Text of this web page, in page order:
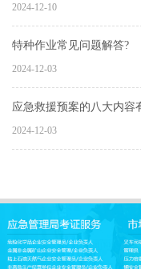
2024-12-10
特种作业常见问题解答?
2024-12-03
应急救援预案的八大内容
2024-12-03